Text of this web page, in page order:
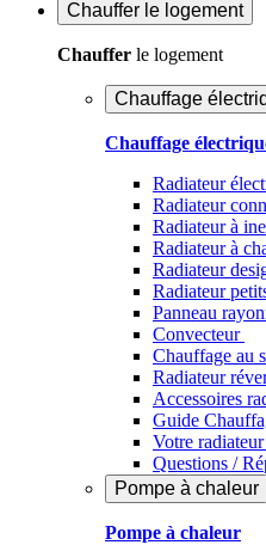
Chauffer le logement
Chauffer le logement
Chauffage
Chauffage
Radiateur
Radiateur
Radiateur à
Radiateur à
Radiateur
Radiateur
Panneau
Convecteur
Chauffage au
Radiateur
Accessoires
Guide
Votre
Questions /
Pompe à chaleur
Pompe à chaleur